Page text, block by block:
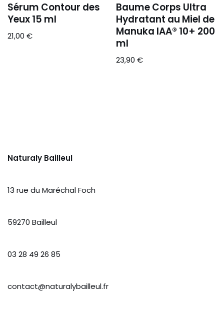
Sérum Contour des
Yeux 15 ml
21,00 €
Baume Corps Ultra
Hydratant au Miel de
Manuka IAA® 10+ 200
ml
23,90€
Naturaly Bailleul
13 rue du Maréchal Foch
59270 Bailleul
03 28 49 26 85
contact@naturalybailleul.fr